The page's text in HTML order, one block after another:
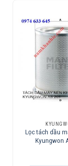
Lọc tách dầu
Kyungwon